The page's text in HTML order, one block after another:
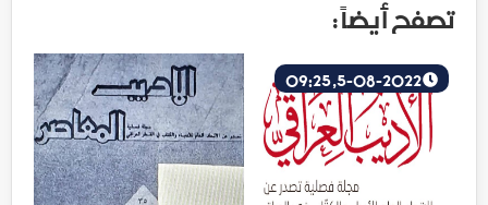
تصفح أيضاً :